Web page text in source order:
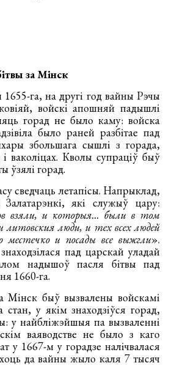
за Мінск
га, на другі год вайны Рэчы
войскі апошняй падышлі
горад не было каму: войска
было раней разбітае пад
збольшага сышлі з горада,
і ваколіцах. Кволы супраціў быў
ўзялі горад.
сведчаць летапісы. Напрыклад,
Залатарэнкі, які служыў цару:
взяли, и которыя... были в том
литовския люди, и тех всех людей
и посады все выжгли».
пад царскай уладай
надышоў пасля бітвы пад
1660-га.
Мінск быў вызвалены войскамі
у якім знаходзіўся горад,
у найбліжэйшыя па вызваленні
ваяводстве не было з каго
у 1667-м у горадзе налічвалася
да вайны жыло каля 7 тысяч